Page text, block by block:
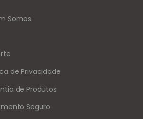
Somos
de Privacidade
de Produtos
Seguro